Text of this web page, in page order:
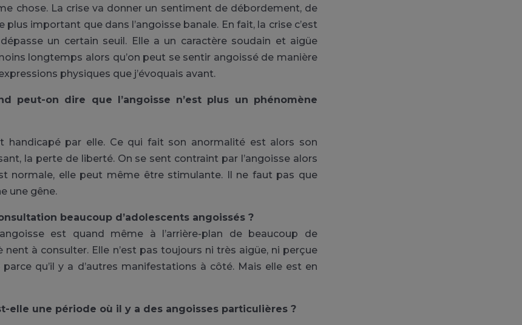
chose. La crise va donner un sentiment de débordement, de
plus important que dans l’angoisse banale. En fait, la crise c’est
dépasse un certain seuil. Elle a un caractère soudain et aigüe
longtemps alors qu’on peut se sentir angoissé de manière
physiques que j’évoquais avant.
peut-on dire que l’angoisse n’est plus un phénomène
handicapé par elle. Ce qui fait son anormalité est alors son
la perte de liberté. On se sent contraint par l’angoisse alors
normale, elle peut même être stimulante. Il ne faut pas que
une gêne.
beaucoup d’adolescents angoissés ?
est quand même à l’arrière-plan de beaucoup de
à consulter. Elle n’est pas toujours ni très aigüe, ni perçue
qu’il y a d’autres manifestations à côté. Mais elle est en
elle une période où il y a des angoisses particulières ?